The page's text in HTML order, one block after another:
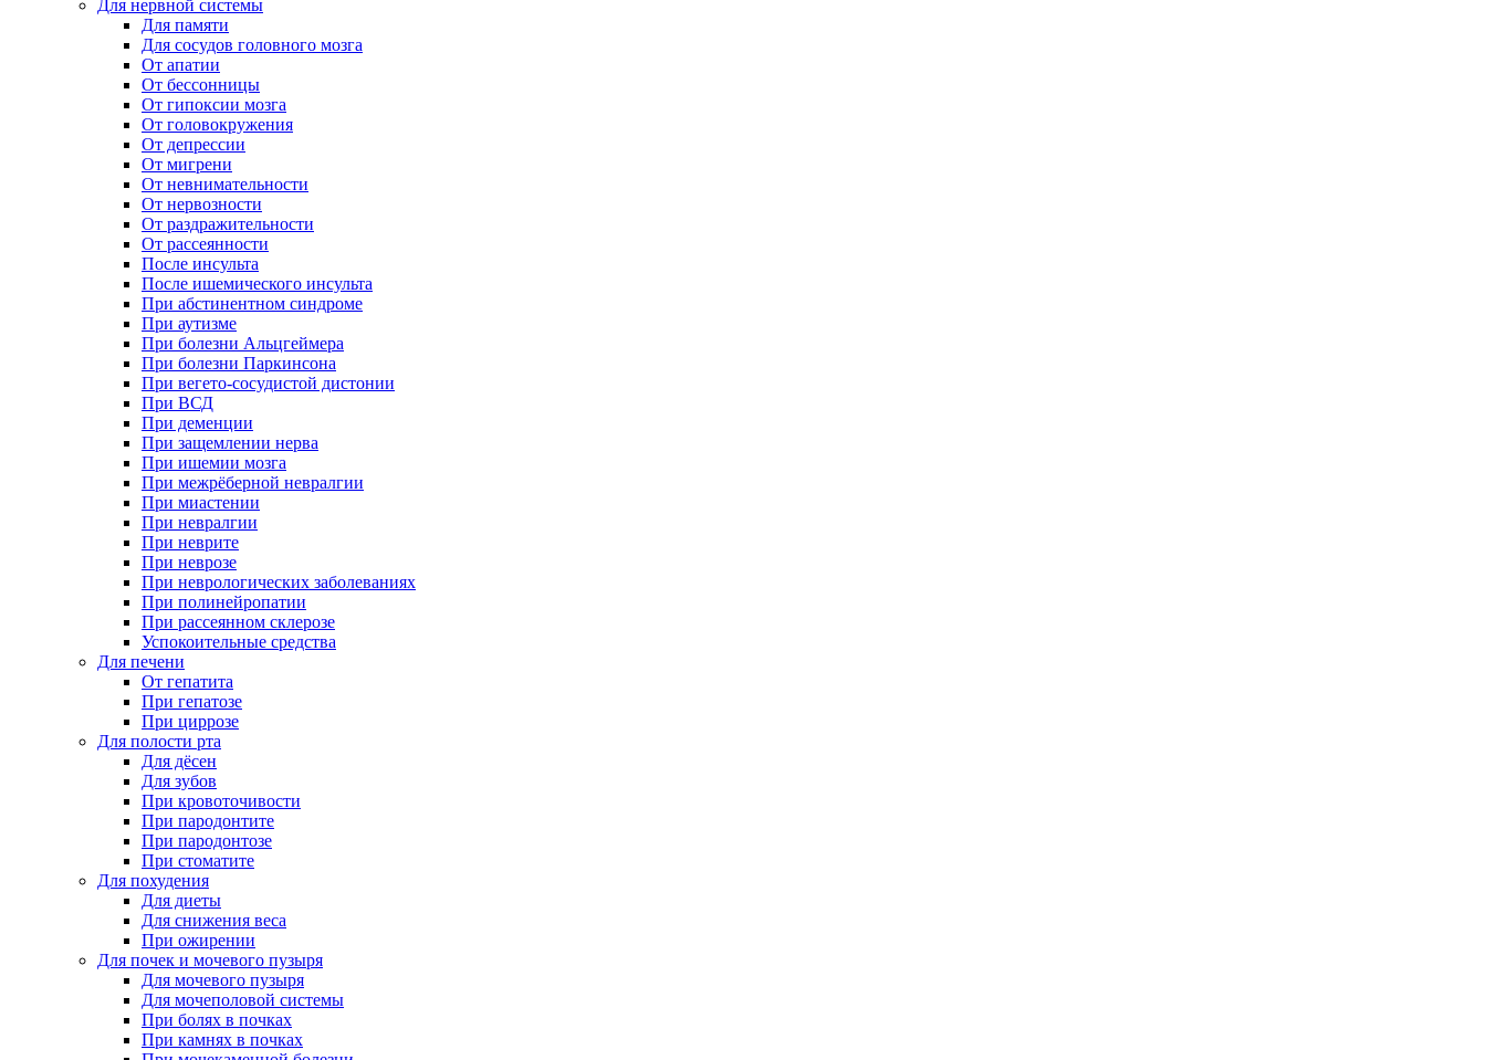
Для нервной системы
Для памяти
Для сосудов головного мозга
От апатии
От бессонницы
От гипоксии мозга
От головокружения
От депрессии
От мигрени
От невнимательности
От нервозности
От раздражительности
От рассеянности
После инсульта
После ишемического инсульта
При абстинентном синдроме
При аутизме
При болезни Альцгеймера
При болезни Паркинсона
При вегето-сосудистой дистонии
При ВСД
При деменции
При защемлении нерва
При ишемии мозга
При межрёберной невралгии
При миастении
При невралгии
При неврите
При неврозе
При неврологических заболеваниях
При полинейропатии
При рассеянном склерозе
Успокоительные средства
Для печени
От гепатита
При гепатозе
При циррозе
Для полости рта
Для дёсен
Для зубов
При кровоточивости
При пародонтите
При пародонтозе
При стоматите
Для похудения
Для диеты
Для снижения веса
При ожирении
Для почек и мочевого пузыря
Для мочевого пузыря
Для мочеполовой системы
При болях в почках
При камнях в почках